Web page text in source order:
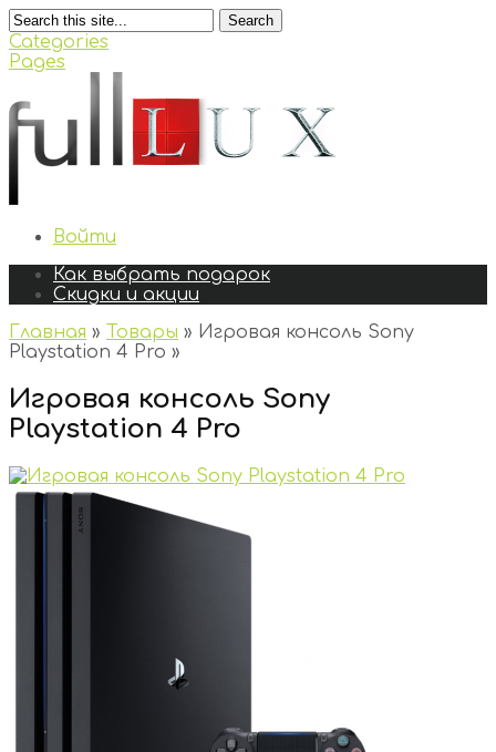
Search
Categories
Pages
Войти
Как выбрать подарок
Скидки и акции
Главная » Товары » Игровая консоль Sony
Playstation 4 Pro »
Игровая консоль Sony
Playstation 4 Pro